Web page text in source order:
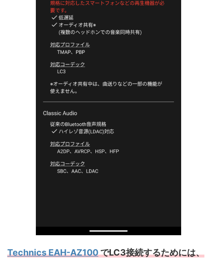
Technics EAH-AZ100でLC3接続するためには、